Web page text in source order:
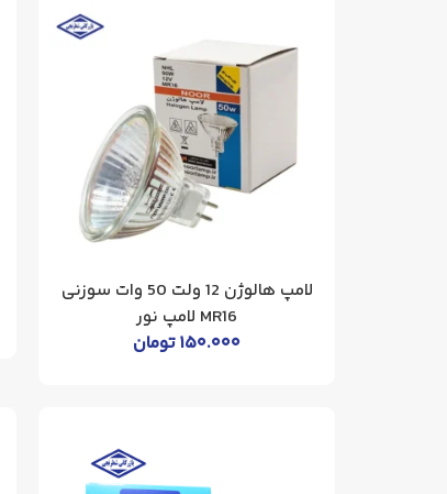
لامپ هالوژن 12 ولت 50 وات سوزنی
MR16 لامپ نور
۱۵۰.۰۰۰تومان